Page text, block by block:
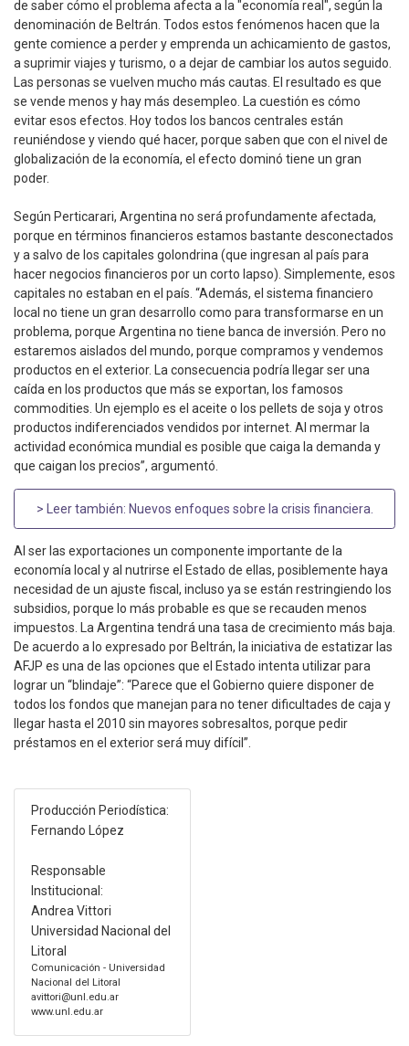
de saber cómo el problema afecta a la "economía real", según la
denominación de Beltrán. Todos estos fenómenos hacen que la
gente comience a perder y emprenda un achicamiento de gastos,
a suprimir viajes y turismo, o a dejar de cambiar los autos seguido.
Las personas se vuelven mucho más cautas. El resultado es que
se vende menos y hay más desempleo. La cuestión es cómo
evitar esos efectos. Hoy todos los bancos centrales están
reuniéndose y viendo qué hacer, porque saben que con el nivel de
globalización de la economía, el efecto dominó tiene un gran
poder.
Según Perticarari, Argentina no será profundamente afectada,
porque en términos financieros estamos bastante desconectados
y a salvo de los capitales golondrina (que ingresan al país para
hacer negocios financieros por un corto lapso). Simplemente, esos
capitales no estaban en el país. “Además, el sistema financiero
local no tiene un gran desarrollo como para transformarse en un
problema, porque Argentina no tiene banca de inversión. Pero no
estaremos aislados del mundo, porque compramos y vendemos
productos en el exterior. La consecuencia podría llegar ser una
caída en los productos que más se exportan, los famosos
commodities. Un ejemplo es el aceite o los pellets de soja y otros
productos indiferenciados vendidos por internet. Al mermar la
actividad económica mundial es posible que caiga la demanda y
que caigan los precios”, argumentó.
> Leer también: Nuevos enfoques sobre la crisis financiera
Al ser las exportaciones un componente importante de la
economía local y al nutrirse el Estado de ellas, posiblemente haya
necesidad de un ajuste fiscal, incluso ya se están restringiendo los
subsidios, porque lo más probable es que se recauden menos
impuestos. La Argentina tendrá una tasa de crecimiento más baja.
De acuerdo a lo expresado por Beltrán, la iniciativa de estatizar las
AFJP es una de las opciones que el Estado intenta utilizar para
lograr un “blindaje”: “Parece que el Gobierno quiere disponer de
todos los fondos que manejan para no tener dificultades de caja y
llegar hasta el 2010 sin mayores sobresaltos, porque pedir
préstamos en el exterior será muy difícil”.
Producción Periodística:
Fernando López
Responsable
Institucional:
Andrea Vittori
Universidad Nacional del
Litoral
Comunicación - Universidad
Nacional del Litoral
avittori@unl.edu.ar
www.unl.edu.ar